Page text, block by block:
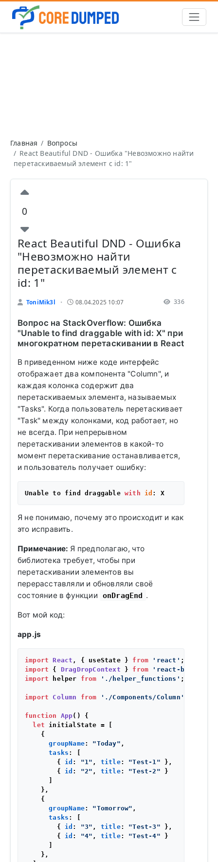
Главная
Вопросы
React Beautiful DND - Ошибка "Невозможно найти
перетаскиваемый элемент с id: 1"
0
React Beautiful DND - Ошибка
"Невозможно найти
перетаскиваемый элемент с
id: 1"
ToniMik3l • 08.04.2025 10:07 336
Вопрос на StackOverflow: Ошибка
"Unable to find draggable with id: X" при
многократном перетаскивании в React
В приведенном ниже коде интерфейс
отображает два компонента "Column", и
каждая колонка содержит два
перетаскиваемых элемента, называемых
"Tasks". Когда пользователь перетаскивает
"Task" между колонками, код работает, но
не всегда. При непрерывном
перетаскивании элементов в какой-то
момент перетаскивание останавливается,
и пользователь получает ошибку:
Unable to find draggable with id
Я не понимаю, почему это происходит и как
это исправить.
Примечание: Я предполагаю, что
библиотека требует, чтобы при
перетаскивании элементов вы
перерасставляли и обновляли своё
состояние в функции
onDragEnd .
Вот мой код:
app.js
import React , { useState } from 'react'
import { DragDropContext } from
'react-
import helper from './helper_functions' ;
import Column from './Components/Column'
function App( ) {
let initialState = [
    {
groupName: "Today" ,
tasks : [
        {
id : "1" , title: "Test-1" },
        {
id : "2" , title: "Test-2" }
    },
    {
groupName: "Tomorrow" ,
tasks : [
        {
id : "3" , title: "Test-3" },
        {
id : "4" , title: "Test-4" }
    },